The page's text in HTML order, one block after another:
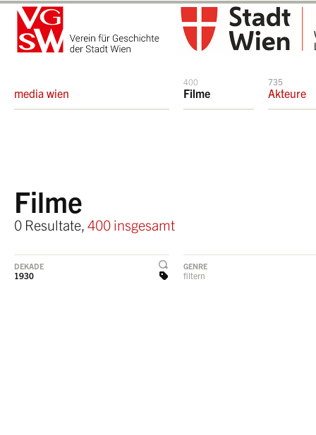
media wien
400
Filme
735
Akteure
Filme
0 Resultate, 400 insgesamt
DEKADE
1930
GENRE
filtern